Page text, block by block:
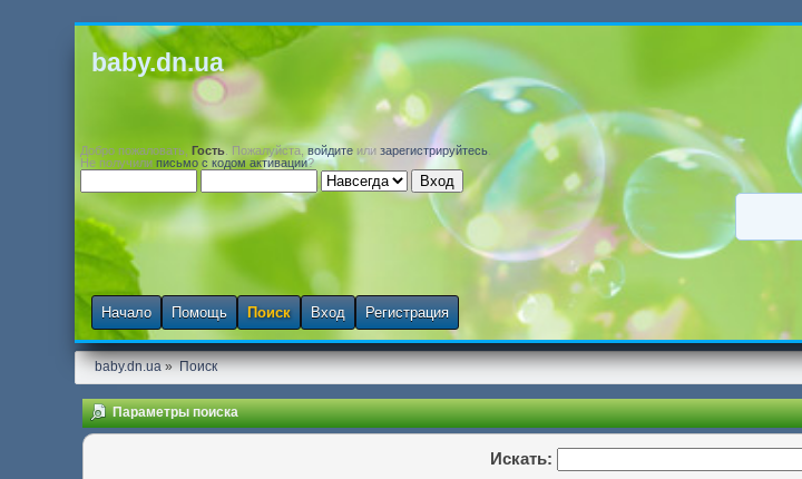
baby.dn.ua
Добро пожаловать,Гость . Пожалуйста,войдите илизарегистрируйтесь
Не получилиписьмо с кодом активации?
Начало Помощь Поиск Вход Регистрация
baby.dn.ua» Поиск
Параметры поиска
Искать: